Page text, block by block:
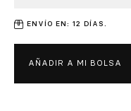
ENVÍO EN: 12 DÍAS.
AÑADIR A MI BOLSA